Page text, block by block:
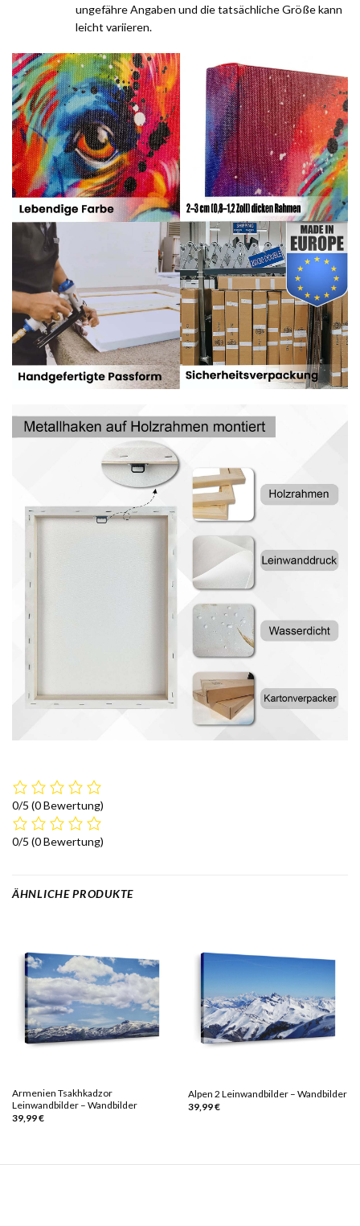
ungefähre Angaben und die tatsächliche Größe kann
leicht variieren.
0/5 (0 Bewertung)
0/5 (0 Bewertung)
ÄHNLICHE PRODUKTE
Armenien Tsakhkadzor
Leinwandbilder – Wandbilder
39,99€
Alpen 2 Leinwandbilder – Wandbilder
39,99€